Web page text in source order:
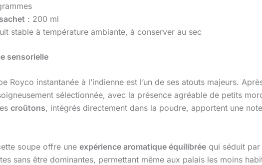
: 200 ml
stable à température ambiante, à conserver au sec
sensorielle
Royco instantanée à l’indienne est l’un de ses atouts majeurs.
sélectionnée, avec la présence agréable de petits
croûtons, intégrés directement dans la poudre, apportent une
soupe offre une expérience aromatique équilibrée qui séduit
sans être dominantes, permettant même aux palais les moins